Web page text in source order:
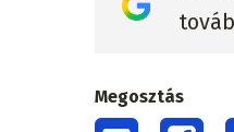
Megosztás